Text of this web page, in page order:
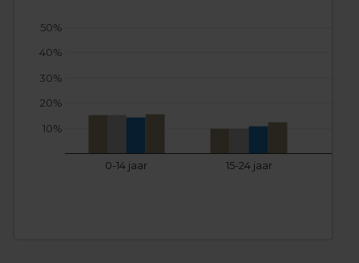
0-14 jaar 15-24 jaar
10%
20%
30%
40%
50%